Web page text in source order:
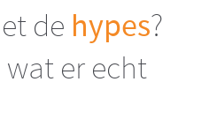
ENGLISH
de hypes?
er echt